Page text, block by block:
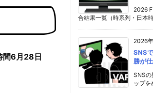
間6月28日
2026
合結果一覧（時系列・日本
2026
SNS
勝が
SNSの
ップ